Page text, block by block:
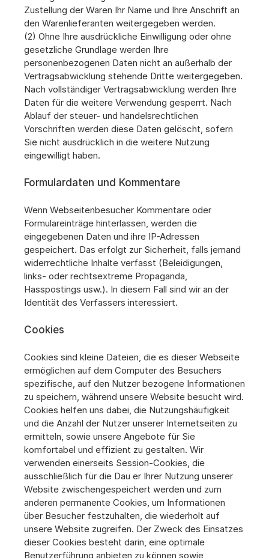
Zustellung der Waren Ihr Name und Ihre Anschrift an
den Warenlieferanten weitergegeben werden.
(2) Ohne Ihre ausdrückliche Einwilligung oder ohne
gesetzliche Grundlage werden Ihre
personenbezogenen Daten nicht an außerhalb der
Vertragsabwicklung stehende Dritte weitergegeben.
Nach vollständiger Vertragsabwicklung werden Ihre
Daten für die weitere Verwendung gesperrt. Nach
Ablauf der steuer- und handelsrechtlichen
Vorschriften werden diese Daten gelöscht, sofern
Sie nicht ausdrücklich in die weitere Nutzung
eingewilligt haben.
Formulardaten und Kommentare
Wenn Webseitenbesucher Kommentare oder
Formulareinträge hinterlassen, werden die
eingegebenen Daten und ihre IP-Adressen
gespeichert. Das erfolgt zur Sicherheit, falls jemand
widerrechtliche Inhalte verfasst (Beleidigungen,
links- oder rechtsextreme Propaganda,
Hasspostings usw.). In diesem Fall sind wir an der
Identität des Verfassers interessiert.
Cookies
Cookies sind kleine Dateien, die es dieser Webseite
ermöglichen auf dem Computer des Besuchers
spezifische, auf den Nutzer bezogene Informationen
zu speichern, während unsere Website besucht wird.
Cookies helfen uns dabei, die Nutzungshäufigkeit
und die Anzahl der Nutzer unserer Internetseiten zu
ermitteln, sowie unsere Angebote für Sie
komfortabel und effizient zu gestalten. Wir
verwenden einerseits Session-Cookies, die
ausschließlich für die Dau er Ihrer Nutzung unserer
Website zwischengespeichert werden und zum
anderen permanente Cookies, um Informationen
über Besucher festzuhalten, die wiederholt auf
unsere Website zugreifen. Der Zweck des Einsatzes
dieser Cookies besteht darin, eine optimale
Benutzerführung anbieten zu können sowie